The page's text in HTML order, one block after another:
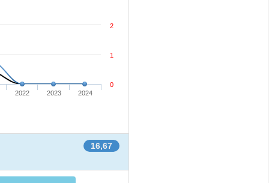
2022 2023 2024
0
1
2
16,67